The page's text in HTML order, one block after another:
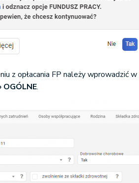
z opłacania FP należy wprowadzić w
OGÓLNE.